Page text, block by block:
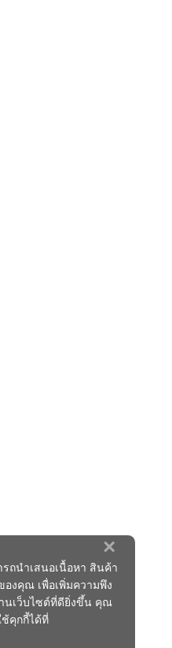
×
รถนำเสนอเนื้อหา สินค้า
งคุณ เพื่อเพิ่มความพึง
นเว็บไซต์ที่ดียิ่งขึ้น คุณ
ช้คุกกี้ได้ที่